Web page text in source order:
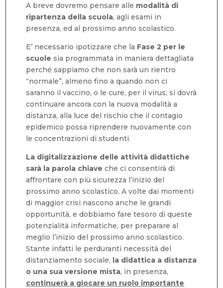
A breve dovremo pensare alle modalità di
ripartenza della scuola, agli esami in
presenza, ed al prossimo anno scolastico.
E’ necessario ipotizzare che la Fase 2 per le
scuole sia programmata in maniera dettagliata
perché sappiamo che non sarà un rientro
“normale”, almeno fino a quando non ci
saranno il vaccino, o le cure, per il virus; si dovrà
continuare ancora con la nuova modalità a
distanza, alla luce del rischio che il contagio
epidemico possa riprendere nuovamente con
le concentrazioni di studenti.
La digitalizzazione delle attività didattiche
sarà la parola chiave che ci consentirà di
affrontare con più sicurezza l’inizio del
prossimo anno scolastico. A volte dai momenti
di maggior crisi nascono anche le grandi
opportunità, e dobbiamo fare tesoro di queste
potenzialità informatiche, per preparare al
meglio l’inizio del prossimo anno scolastico.
Stante infatti le perduranti necessità del
distanziamento sociale, la didattica a distanza
o una sua versione mista, in presenza,
continuerà a giocare un ruolo importante